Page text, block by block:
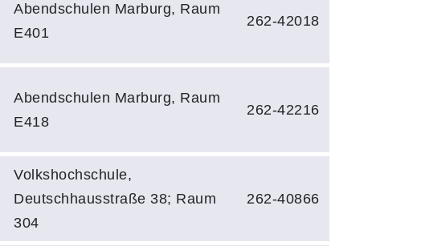
Abendschulen Marburg, Raum
E401
262-42018
Abendschulen Marburg, Raum
E418
262-42216
Volkshochschule,
Deutschhausstraße 38; Raum
304
262-40866